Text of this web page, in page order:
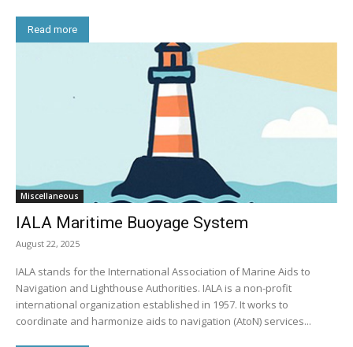
Read more
Miscellaneous
IALA Maritime Buoyage System
August 22, 2025
IALA stands for the International Association of Marine Aids to
Navigation and Lighthouse Authorities. IALA is a non-profit
international organization established in 1957. It works to
coordinate and harmonize aids to navigation (AtoN) services...